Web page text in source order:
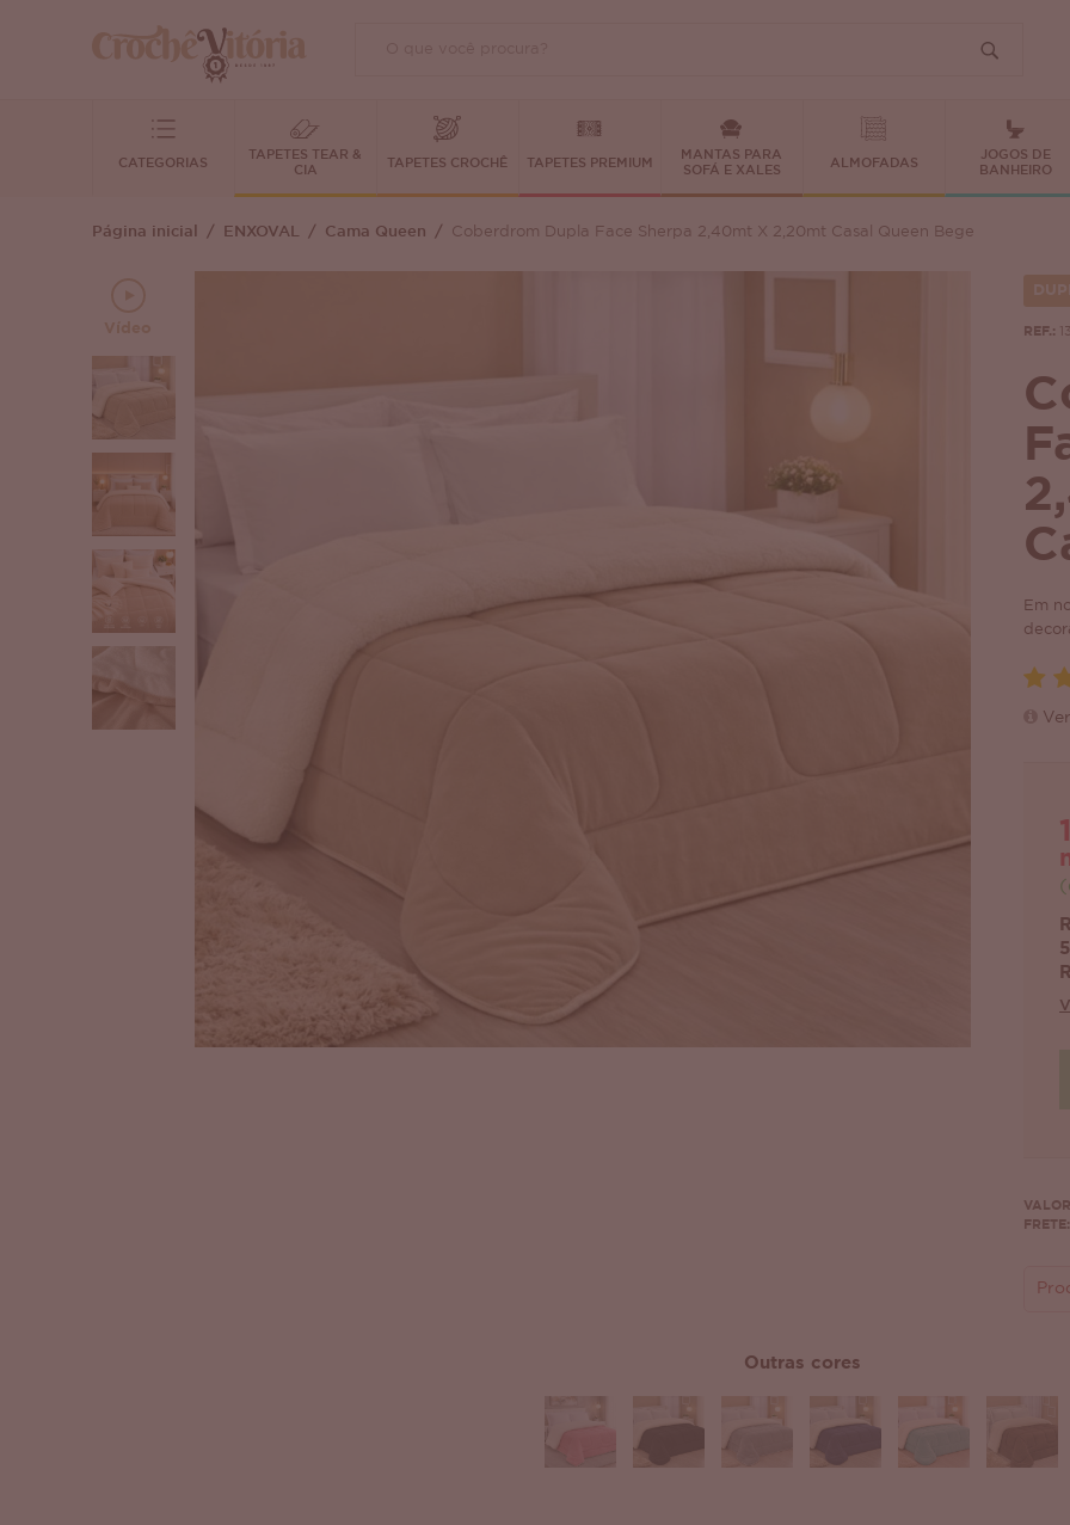
CATEGORIAS
TAPETES TEAR &
CIA
TAPETES CROCHÊ TAPETES PREMIUM
MANTAS PARA
SOFÁ E XALES
ALMOFADAS
JOGOS DE
BANHEIRO
Página inicial ENXOVAL Cama Queen Coberdrom Dupla Face Sherpa 2,40mt X 2,20mt Casal Queen Bege
REF.:
Em
FRETE:
Outras cores